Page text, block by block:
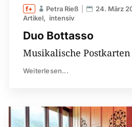
Duo Bottasso
Petra Rieß 24. März
Artikel
intensiv
Musikalische
Weiterlesen...